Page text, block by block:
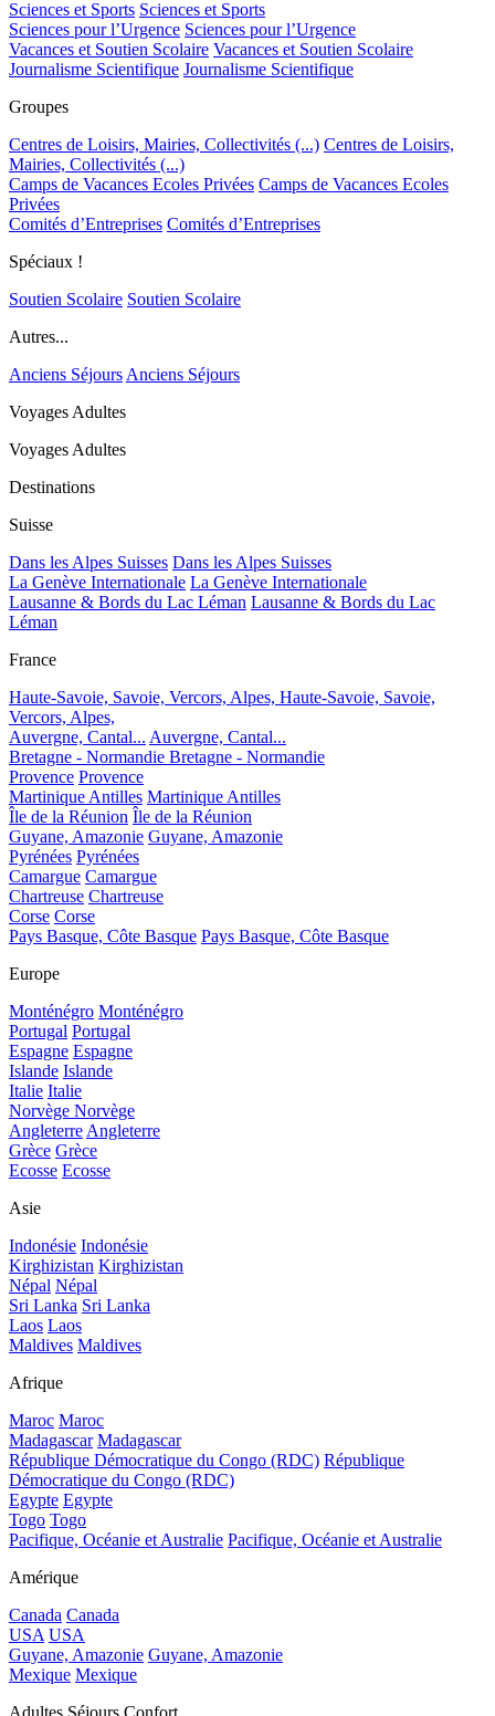
Sciences et Sports Sciences et Sports
Sciences pour l’Urgence Sciences pour l’Urgence
Vacances et Soutien Scolaire Vacances et Soutien Scolaire
Journalisme Scientifique Journalisme Scientifique
Groupes
Centres de Loisirs, Mairies, Collectivités (...) Centres de Loisirs,
Mairies, Collectivités (...)
Camps de Vacances Ecoles Privées Camps de Vacances Ecoles
Privées
Comités d’Entreprises Comités d’Entreprises
Spéciaux !
Soutien Scolaire Soutien Scolaire
Autres...
Anciens SéjoursAnciens Séjours
Voyages Adultes
Voyages Adultes
Destinations
Suisse
Dans les Alpes Suisses Dans les Alpes Suisses
La Genève Internationale La Genève Internationale
Lausanne & Bords du Lac Léman Lausanne & Bords du Lac
Léman
France
Haute-Savoie, Savoie, Vercors, Alpes, Haute-Savoie, Savoie,
Vercors, Alpes,
Auvergne, Cantal... Auvergne, Cantal...
Bretagne - Normandie Bretagne - Normandie
Provence Provence
Martinique Antilles Martinique Antilles
Île de la Réunion Île de la Réunion
Guyane, Amazonie Guyane, Amazonie
Pyrénées Pyrénées
Camargue Camargue
Chartreuse Chartreuse
Corse Corse
Pays Basque, Côte Basque Pays Basque, Côte Basque
Europe
Monténégro Monténégro
Portugal Portugal
Espagne Espagne
Islande Islande
Italie Italie
Norvège Norvège
AngleterreAngleterre
Grèce Grèce
Ecosse Ecosse
Asie
Indonésie Indonésie
Kirghizistan Kirghizistan
Népal Népal
Sri Lanka Sri Lanka
Laos Laos
Maldives Maldives
Afrique
Maroc Maroc
Madagascar Madagascar
République Démocratique du Congo (RDC) République
Démocratique du Congo (RDC)
Egypte Egypte
Togo Togo
Pacifique, Océanie et Australie Pacifique, Océanie et Australie
Amérique
Canada Canada
USA USA
Guyane, Amazonie Guyane, Amazonie
Mexique Mexique